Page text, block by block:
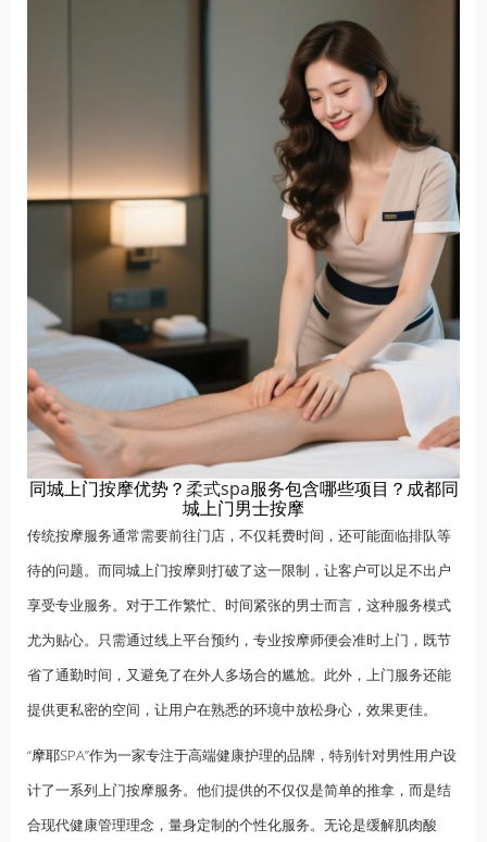
同城上门按摩优势？柔式spa服务包含哪些项目？成都同
城上门男士按摩
传统按摩服务通常需要前往门店，不仅耗费时间，还可能面临排队等
待的问题。而同城上门按摩则打破了这一限制，让客户可以足不出户
享受专业服务。对于工作繁忙、时间紧张的男士而言，这种服务模式
尤为贴心。只需通过线上平台预约，专业按摩师便会准时上门，既节
省了通勤时间，又避免了在外人多场合的尴尬。此外，上门服务还能
提供更私密的空间，让用户在熟悉的环境中放松身心，效果更佳。
“摩耶SPA”作为一家专注于高端健康护理的品牌，特别针对男性用户设
计了一系列上门按摩服务。他们提供的不仅仅是简单的推拿，而是结
合现代健康管理理念，量身定制的个性化服务。无论是缓解肌肉酸